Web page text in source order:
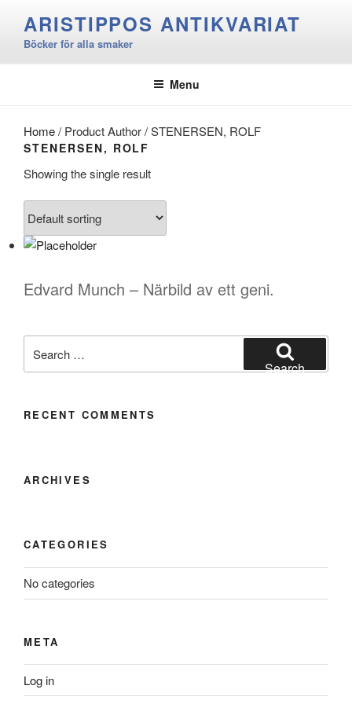
content
ARISTIPPOS ANTIKVARIAT
Böcker för alla smaker
Menu
Home/ Product Author / STENERSEN, ROLF
STENERSEN, ROLF
Showing the single result
Edvard Munch – Närbild av ett geni.
for:
Search
RECENT COMMENTS
ARCHIVES
CATEGORIES
No categories
META
Log in